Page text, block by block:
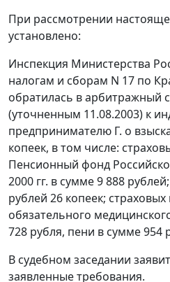
При рассмотрении
установлено:
Инспекция Министерства
налогам и сборам N 17 по
обратилась в арбитражный
(уточненным 11.08.2003) к
предпринимателю Г. о
копеек, в том числе:
Пенсионный фонд
2000 гг. в сумме 9 888
рублей 26 копеек;
обязательного
728 рубля, пени в сумме 954
В судебном заседании
заявленные требования.